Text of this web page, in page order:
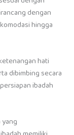
dengan
hingga
hati
dibimbing secara
ibadah